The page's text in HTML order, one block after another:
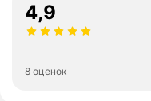
4,9
8 оценок